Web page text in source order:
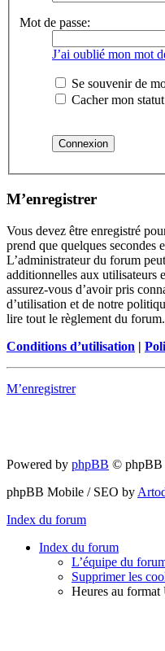
Mot de passe:
J’ai oublié mon mot
Se souvenir de
Cacher mon
M’enregistrer
Vous devez être enregistré
prend que quelques secondes
L’administrateur du forum
additionnelles aux utilisateurs
assurez-vous d’avoir pris
d’utilisation et de notre
lire tout le règlement du forum.
Conditions d’utilisation |
M’enregistrer
Powered by phpBB © phpBB
phpBB Mobile / SEO by
Index du forum
Index du forum
L’équipe du
Supprimer les
Heures au